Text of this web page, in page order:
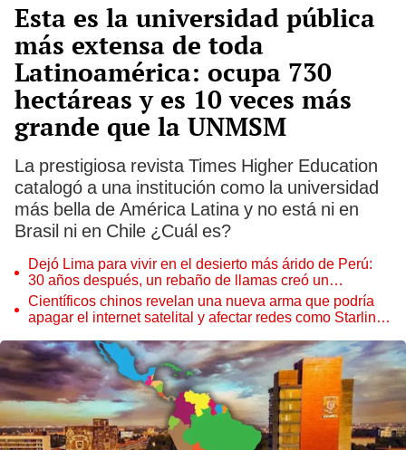
Esta es la universidad pública
más extensa de toda
Latinoamérica: ocupa 730
hectáreas y es 10 veces más
grande que la UNMSM
La prestigiosa revista Times Higher Education
catalogó a una institución como la universidad
más bella de América Latina y no está ni en
Brasil ni en Chile ¿Cuál es?
Dejó Lima para vivir en el desierto más árido de Perú:
30 años después, un rebaño de llamas creó un
sorprendente ecosistema
Científicos chinos revelan una nueva arma que podría
apagar el internet satelital y afectar redes como Starlink